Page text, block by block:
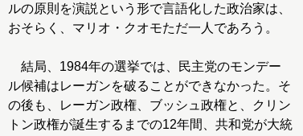
ルの原則を演説という形で言語化した政治家は、
おそらく、マリオ・クオモただ一人であろう。
結局、1984年の選挙では、民主党のモンデー
ル候補はレーガンを破ることができなかった。そ
の後も、レーガン政権、ブッシュ政権と、クリン
トン政権が誕生するまでの12年間、共和党が大統